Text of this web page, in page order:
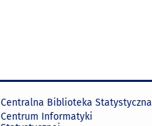
Centralna Biblioteka Statystyczna
Centrum Informatyki